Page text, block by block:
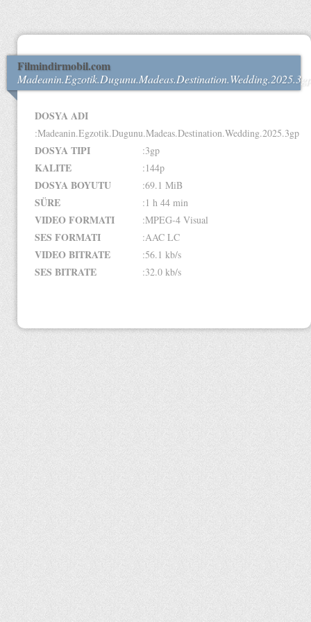
Filmindirmobil.com
DOSYA ADI
:Madeanin.Egzotik.Dugunu.Madeas.Destination.Wedding.2025.3gp
DOSYA TIPI :3gp
KALITE :144p
DOSYA BOYUTU :69.1 MiB
SÜRE :1 h 44 min
VIDEO FORMATI :MPEG-4 Visual
SES FORMATI :AAC LC
VIDEO BITRATE :56.1 kb/s
SES BITRATE :32.0 kb/s